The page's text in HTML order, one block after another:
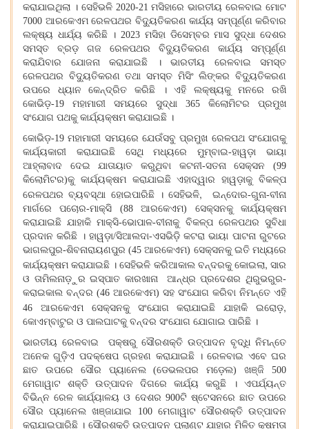
କରାଯାଇଥିଲା । ସେହିଭଳି 2020-21 ମସିହାରେ ଭାରତୀୟ ରେଳବାଇ ମୋଟ
7000 ଆରକେଏମ ରେଳପଥର ବିଦ୍ୟୁତିକରଣ କାର୍ଯ୍ୟ ସମ୍ପୂର୍ଣ୍ଣ କରିବାର
ଲକ୍ଷ୍ୟ ଧାର୍ଯ୍ୟ କରିଛି । 2023 ମସିହା ଡିସେମ୍ବର ମାସ ସୁଦ୍ଧା ଦେଶର
ସମସ୍ତ ବ୍ରଡ଼ ଗଜ ରେଳପଥର ବିଦ୍ୟୁତିକରଣ କାର୍ଯ୍ୟ ସମ୍ପୂର୍ଣ୍ଣ
କରାଯିବାର ଯୋଜନା କରାଯାଇଛି । ଭାରତୀୟ ରେଳବାଇ ସମସ୍ତ
ରେଳପଥର ବିଦ୍ୟୁତିକରଣ ତଥା ସମସ୍ତ ମିସିଂ ଲିଙ୍କର ବିଦ୍ୟୁତିକରଣ
ଉପରେ ଧ୍ୟାନ କେନ୍ଦ୍ରିତ କରିଛି । ଏହି ଲକ୍ଷ୍ୟକୁ ମନରେ ରଖି
କୋଭିଡ଼-19 ମହାମାରୀ ସମୟରେ ସୁଦ୍ଧା 365 କିଲୋମିଟର ପ୍ରମୁଖ
ସଂଯୋଗ ପଥକୁ କାର୍ଯ୍ୟକ୍ଷମ କରାଯାଇଛି ।
କୋଭିଡ଼-19 ମହାମାରୀ ସମୟରେ ଯେଉଁସବୁ ପ୍ରମୁଖ ରେଳପଥ ସଂଯୋଗକୁ
କାର୍ଯ୍ୟକାରୀ କରାଯାଇଛି ସେଥି ମଧ୍ୟରେ ମୁମ୍ବାଇ-ହାୱଡ଼ା ଭାୟା
ଆହ୍ଲାବାଦ ଦେଇ ଯାତାୟାତ କରୁଥିବା କଟନୀ-ସତନା ସେକ୍ସନ (99
କିଲୋମିଟର)କୁ କାର୍ଯ୍ୟକ୍ଷମ କରାଯାଇଛି ଏହାଦ୍ୱାର ହାୱଡ଼ାକୁ ବିକଳ୍ପ
ରେଳପଥର ବ୍ୟବସ୍ଥା ହୋଇପାରିଛି । ସେହିଭଳି,ଇନ୍ଦୋର-ଗୁନା-ବୀନା
ମାର୍ଗରେ ପଚୋର-ମାକ୍ସି (88 ଆରକେଏମ) ସେକ୍ସନକୁ କାର୍ଯ୍ୟକ୍ଷମ
କରାଯାଇଛି ଯାହାକି ମାକ୍ସି-ଭୋପାଳ-ବୀନାକୁ ବିକଳ୍ପ ରେଳପଥର ସୁବିଧା
ପ୍ରଦାନ କରିଛି । ହାୱଡ଼ା/ସିଆଲଦା-ଏସଭିଡ଼ି କଟରା ଭାୟା ପାଟନା ରୁଟରେ
ଭାଗଲପୁର-ଶିବନାରାୟଣପୁର (45 ଆରକେଏମ) ସେକ୍ସନକୁ ଇତି ମଧ୍ୟରେ
କାର୍ଯ୍ୟକ୍ଷମ କରାଯାଇଛି । ସେହିଭଳି କରିଆକାଲ ବନ୍ଦରକୁ କୋଇଲା,ସାର
ଓ ତାମିଲନାଡ଼ୁର ଇସ୍ପାତ କାରଖାନା ଆନ୍ଧ୍ର ପ୍ରଦେଶର ଥିରୁଭରୁର-
କରାଇକାଲ ବନ୍ଦର (46 ଆରକେଏମ) ସହ ସଂଯୋଗ କରିବା ନିମନ୍ତେ ଏହି
46 ଆରକେଏମ ସେକ୍ସନକୁ ସଂଯୋଗ କରାଯାଇଛି ଯାହାକି ଇରୋଡ଼,
କୋଏମ୍ବାଟୁର ଓ ପାଲଘାଟକୁ ବନ୍ଦର ସଂଯୋଗ ଯୋଗାଇ ପାରିଛି ।
ଭାରତୀୟ ରେଳବାଇ ପକ୍ଷରୁ ସୌରଶକ୍ତି ଉତ୍ପାଦନ ବୃଦ୍ଧି ନିମନ୍ତେ
ଅନେକ ଗୁଡ଼ିଏ ପଦକ୍ଷେପ ଗ୍ରହଣ କରାଯାଇଛି । ରେଳବାଇ ଏବେ ଘର
ଛାତ ଉପରେ ସୌର ପ୍ୟାନେଲ (ଡେଭଲପର ମଡ଼େଲ) ଖଞ୍ଜି 500
ମେଗାୱାଟ ଶକ୍ତି ଉତ୍ପାଦନ ଦିଗରେ କାର୍ଯ୍ୟ କରୁଛି । ଏପର୍ଯ୍ୟନ୍ତ
ବିଭିନ୍ନ ରେଳ କାର୍ଯ୍ୟାଳୟ ଓ ଦେଶର 900ଟି ଷ୍ଟେସନରେ ଛାତ ଉପରେ
ସୌର ପ୍ୟାନେଲ ଖଞ୍ଜାଯାଇ 100 ମେଗାୱାଟ ସୌରଶକ୍ତି ଉତ୍ପାଦନ
କରାଯାଇପାରିଛି । ସୌରଶକ୍ତି ଉତ୍ପାଦନ ପ୍ଲାଣ୍ଟ ଯାହାର ମିଳିତ କ୍ଷମତା